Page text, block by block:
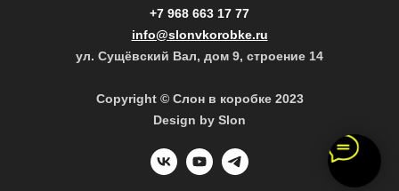
+7 968 663 17 77
info@slonvkorobke.ru
ул. Сущёвский Вал, дом 9, строение 14
Copyright © Слон в коробке 2023
Design by Slon